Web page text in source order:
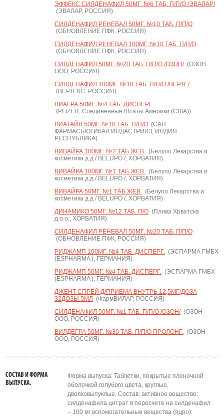
ЭФФЕКС СИЛДЕНАФИЛ 50МГ. №6 ТАБ. П/П/О /ЭВАЛАР/
(ЭВАЛАР, РОССИЯ)
СИЛДЕНАФИЛ РЕНЕВАЛ 50МГ. №10 ТАБ. П/П/О
(ОБНОВЛЕНИЕ ПФК, РОССИЯ)
СИЛДЕНАФИЛ РЕНЕВАЛ 100МГ. №10 ТАБ. П/П/О
(ОБНОВЛЕНИЕ ПФК, РОССИЯ)
СИЛДЕНАФИЛ 50МГ. №20 ТАБ. П/П/О /ОЗОН/(ОЗОН
ООО, РОССИЯ)
СИЛДЕНАФИЛ 100МГ. №10 ТАБ. П/П/О /ВЕРТЕ/
(ВЕРТЕКС, РОССИЯ)
ВИАГРА 50МГ. №4 ТАБ. ДИСПЕРГ.
(PFIZER, Соединенные Штаты Америки (США))
ВИАТАЙЛ 50МГ. №10 ТАБ. П/П/О(САН
ФАРМАСЬЮТИКАЛ ИНДАСТРИЛЗ, ИНДИЯ
РЕСПУБЛИКА)
ВИВАЙРА 100МГ. №2 ТАБ.ЖЕВ.(Белупо Лекарства и
косметика д.д / BELUPO /, ХОРВАТИЯ)
ВИВАЙРА 100МГ. №1 ТАБ.ЖЕВ.(Белупо Лекарства и
косметика д.д / BELUPO /, ХОРВАТИЯ)
ВИВАЙРА 50МГ. №1 ТАБ.ЖЕВ.(Белупо Лекарства и
косметика д.д / BELUPO /, ХОРВАТИЯ)
ДИНАМИКО 50МГ. №12 ТАБ. П/О(Плива Хрватска
д.о.о., ХОРВАТИЯ)
СИЛДЕНАФИЛ РЕНЕВАЛ 50МГ. №20 ТАБ. П/П/О
(ОБНОВЛЕНИЕ ПФК, РОССИЯ)
РИДЖАМП 100МГ. №4 ТАБ. ДИСПЕРГ.(ЭСПАРМА ГМБХ
(ESPHARMA ), ГЕРМАНИЯ)
РИДЖАМП 50МГ. №4 ТАБ. ДИСПЕРГ.(ЭСПАРМА ГМБХ
(ESPHARMA ), ГЕРМАНИЯ)
ДЖЕНТ СПРЕЙ Д/ПРИЕМА ВНУТРЬ 12,5МГ/ДОЗА
32ДОЗЫ 5МЛ (ФармВИЛАР, РОССИЯ)
СИЛДЕНАФИЛ 50МГ. №1 ТАБ. П/П/О /ОЗОН/(ОЗОН
ООО, РОССИЯ)
ВИЛДЕГРА 50МГ. №30 ТАБ. П/П/О ПРОЛОНГ.(ОЗОН
ООО, РОССИЯ)
СОСТАВ И ФОРМА
ВЫПУСКА.
Форма выпуска: Таблетки, покрытые пленочной
оболочкой голубого цвета, круглые,
двояковыпуклые. Состав: активное вещество:
силденафила цитрат в пересчете на силденафил
– 100 мг вспомогательные вещества (ядро):